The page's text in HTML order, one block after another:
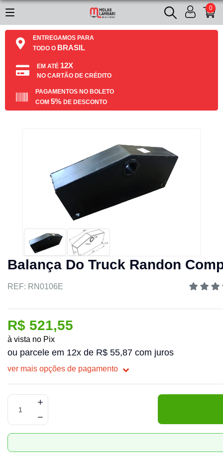
0
ENTREGAMOS PARA
TODO O BRASIL
EM ATÉ 12X
NO CARTÃO DE CRÉDITO
PAGAMENTOS NO BOLETO
COM 5% DE DESCONTO
Balança Do Truck Randon
REF: RN0106E
R$ 521,55
à vista no Pix
ou parcele em 12x de R$ 55,87 com juros
ver mais opções de pagamento